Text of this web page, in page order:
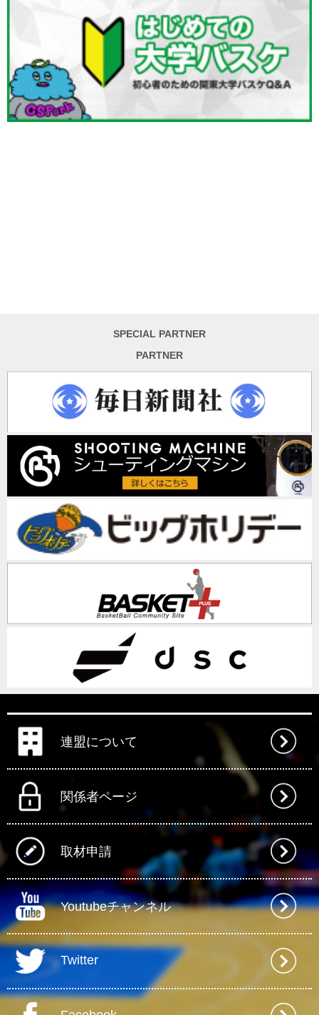
SPECIAL PARTNER
PARTNER
連盟について
関係者ページ
取材申請
Youtubeチャンネル
Twitter